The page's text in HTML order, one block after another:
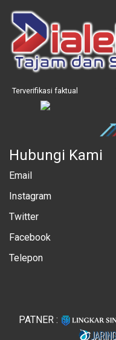
Terverifikasi faktual
Hubungi Kami
Email
Instagram
Twitter
Facebook
Telepon
PATNER :